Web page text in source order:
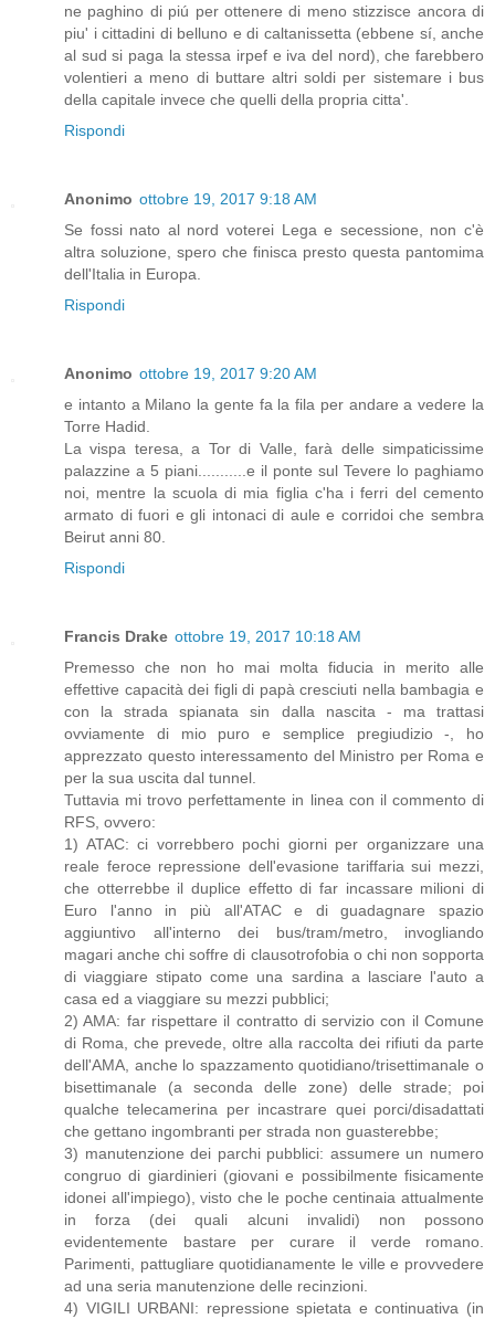
ne paghino di piú per ottenere di meno stizzisce ancora di
piu' i cittadini di belluno e di caltanissetta (ebbene sí, anche
al sud si paga la stessa irpef e iva del nord), che farebbero
volentieri a meno di buttare altri soldi per sistemare i bus
della capitale invece che quelli della propria citta'.
Rispondi
Anonimo ottobre 19, 2017 9:18 AM
Se fossi nato al nord voterei Lega e secessione, non c'è
altra soluzione, spero che finisca presto questa pantomima
dell'Italia in Europa.
Rispondi
Anonimo ottobre 19, 2017 9:20 AM
e intanto a Milano la gente fa la fila per andare a vedere la
Torre Hadid.
La vispa teresa, a Tor di Valle, farà delle simpaticissime
palazzine a 5 piani...........e il ponte sul Tevere lo paghiamo
noi, mentre la scuola di mia figlia c'ha i ferri del cemento
armato di fuori e gli intonaci di aule e corridoi che sembra
Beirut anni 80.
Rispondi
Francis Drake ottobre 19, 2017 10:18 AM
Premesso che non ho mai molta fiducia in merito alle
effettive capacità dei figli di papà cresciuti nella bambagia e
con la strada spianata sin dalla nascita - ma trattasi
ovviamente di mio puro e semplice pregiudizio -, ho
apprezzato questo interessamento del Ministro per Roma e
per la sua uscita dal tunnel.
Tuttavia mi trovo perfettamente in linea con il commento di
RFS, ovvero:
1) ATAC: ci vorrebbero pochi giorni per organizzare una
reale feroce repressione dell'evasione tariffaria sui mezzi,
che otterrebbe il duplice effetto di far incassare milioni di
Euro l'anno in più all'ATAC e di guadagnare spazio
aggiuntivo all'interno dei bus/tram/metro, invogliando
magari anche chi soffre di clausotrofobia o chi non sopporta
di viaggiare stipato come una sardina a lasciare l'auto a
casa ed a viaggiare su mezzi pubblici;
2) AMA: far rispettare il contratto di servizio con il Comune
di Roma, che prevede, oltre alla raccolta dei rifiuti da parte
dell'AMA, anche lo spazzamento quotidiano/trisettimanale o
bisettimanale (a seconda delle zone) delle strade; poi
qualche telecamerina per incastrare quei porci/disadattati
che gettano ingombranti per strada non guasterebbe;
3) manutenzione dei parchi pubblici: assumere un numero
congruo di giardinieri (giovani e possibilmente fisicamente
idonei all'impiego), visto che le poche centinaia attualmente
in forza (dei quali alcuni invalidi) non possono
evidentemente bastare per curare il verde romano.
Parimenti, pattugliare quotidianamente le ville e provvedere
ad una seria manutenzione delle recinzioni.
4) VIGILI URBANI: repressione spietata e continuativa (in